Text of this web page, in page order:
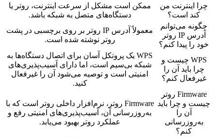
چرا اینترنت من
کند است؟
ممکن است مشکل از سرعت اینترنت، روتر یا
دستگاه‌های متصل به شبکه باشد.
چگونه می‌توانم
آدرس IP روتر
خود را پیدا کنم؟
معمولاً آدرس IP روتر بر روی برچسبی در پشت
روتر نوشته شده است.
WPS چیست و
چرا باید آن را
غیرفعال کنم؟
WPS یک پروتکل آسان برای اتصال دستگاه‌ها به
شبکه بی‌سیم است، اما دارای آسیب‌پذیری‌های
امنیتی است و توصیه می‌شود آن را غیرفعال
کنید.
Firmware روتر
چیست و چرا باید
آن را
به‌روزرسانی
کنم؟
Firmware روتر، نرم‌افزار داخلی روتر است که با
به‌روزرسانی آن، آسیب‌پذیری‌های امنیتی رفع و
عملکرد روتر بهبود می‌یابد.